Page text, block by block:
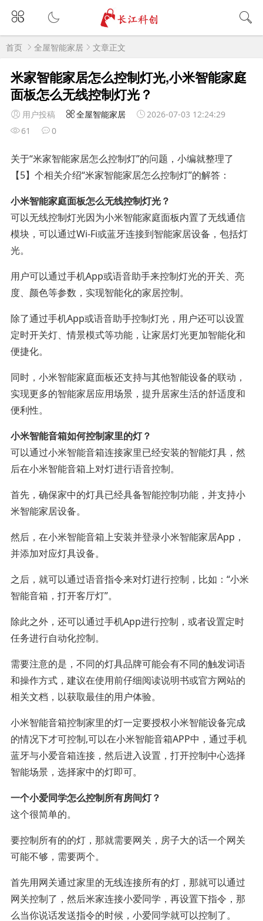
首页 全屋智能家居 文章正文
米家智能家居怎么控制灯光,小米智能家庭
面板怎么无线控制灯光？
用户投稿 全屋智能家居
2026-07-03 12:24:29
61
0
关于“米家智能家居怎么控制灯”的问题，小编就整理了
【5】个相关介绍“米家智能家居怎么控制灯”的解答：
小米智能家庭面板怎么无线控制灯光？
可以无线控制灯光因为小米智能家庭面板内置了无线通信
模块，可以通过Wi-Fi或蓝牙连接到智能家居设备，包括灯
光。
用户可以通过手机App或语音助手来控制灯光的开关、亮
度、颜色等参数，实现智能化的家居控制。
除了通过手机App或语音助手控制灯光，用户还可以设置
定时开关灯、情景模式等功能，让家居灯光更加智能化和
便捷化。
同时，小米智能家庭面板还支持与其他智能设备的联动，
实现更多的智能家居应用场景，提升居家生活的舒适度和
便利性。
小米智能音箱如何控制家里的灯？
可以通过小米智能音箱连接家里已经安装的智能灯具，然
后在小米智能音箱上对灯进行语音控制。
首先，确保家中的灯具已经具备智能控制功能，并支持小
米智能家居设备。
然后，在小米智能音箱上安装并登录小米智能家居App，
并添加对应灯具设备。
之后，就可以通过语音指令来对灯进行控制，比如：“小米
智能音箱，打开客厅灯”。
除此之外，还可以通过手机App进行控制，或者设置定时
任务进行自动化控制。
需要注意的是，不同的灯具品牌可能会有不同的触发词语
和操作方式，建议在使用前仔细阅读说明书或官方网站的
相关文档，以获取最佳的用户体验。
小米智能音箱控制家里的灯一定要授权小米智能设备完成
的情况下才可控制,可以在小米智能音箱APP中，通过手机
蓝牙与小爱音箱连接，然后进入设置，打开控制中心选择
智能场景，选择家中的灯即可。
一个小爱同学怎么控制所有房间灯？
这个很简单的。
要控制所有的的灯，那就需要网关，房子大的话一个网关
可能不够，需要两个。
首先用网关通过家里的无线连接所有的灯，那就可以通过
网关控制了，然后米家连接小爱同学，再设置下指令，那
么当你说话发送指令的时候，小爱同学就可以控制了。